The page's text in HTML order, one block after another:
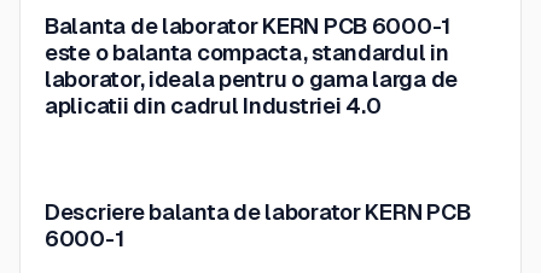
Balanta de laborator KERN PCB 6000-1
este o balanta compacta, standardul in
laborator, ideala pentru o gama larga de
aplicatii din cadrul Industriei 4.0
Descriere balanta de laborator KERN PCB
6000-1